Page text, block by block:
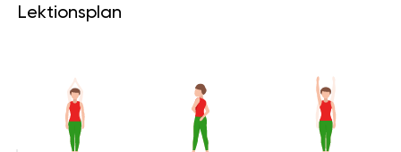
Lektionsplan